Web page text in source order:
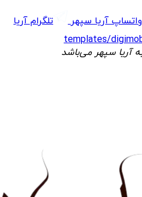
واتساپ آریا سپهر
تلگرام آریا
templates/
آریا سپهر می‌باشد